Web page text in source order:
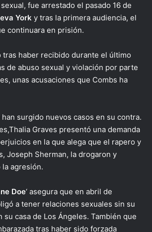
fue arrestado el pasado 16 de
York y tras la primera audiencia, el
continuara en prisión.
tras haber recibido durante el último
de abuso sexual y violación por parte
unas acusaciones que Combs ha
surgido nuevos casos en su contra.
Graves presentó una demanda
en la que alega que el rapero y
Joseph Sherman, la drogaron y
agresión.
Doe‘ asegura que en abril de
a tener relaciones sexuales sin su
casa de Los Ángeles. También que
tras haber sido forzada